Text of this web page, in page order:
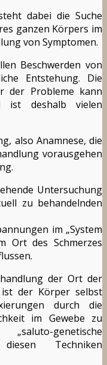
dabei die Suche
ganzen Körpers im
von Symptomen.
Beschwerden von
Entstehung. Die
der Probleme kann
ist deshalb vielen
also Anamnese, die
vorausgehen
Untersuchung
zu behandelnden
im „System
Ort des Schmerzes
der Ort der
der Körper selbst
durch die
im Gewebe zu
genetische
Techniken